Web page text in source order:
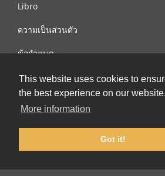
This website uses cookies to
the best experience on our website.
More information
Got it!
Libro
ความเป็นส่วนตัว
ข้อกำหนด
ติดต่อเรา
© 2002-2026 lernu.net |